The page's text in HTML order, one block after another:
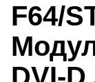
F64/